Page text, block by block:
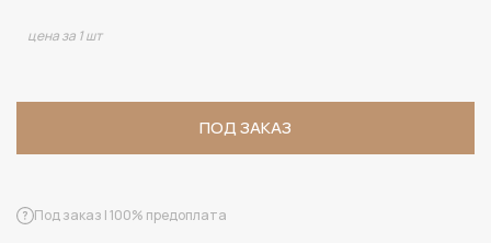
цена за 1 шт
ПОД ЗАКАЗ
Под заказ | 100% предоплата